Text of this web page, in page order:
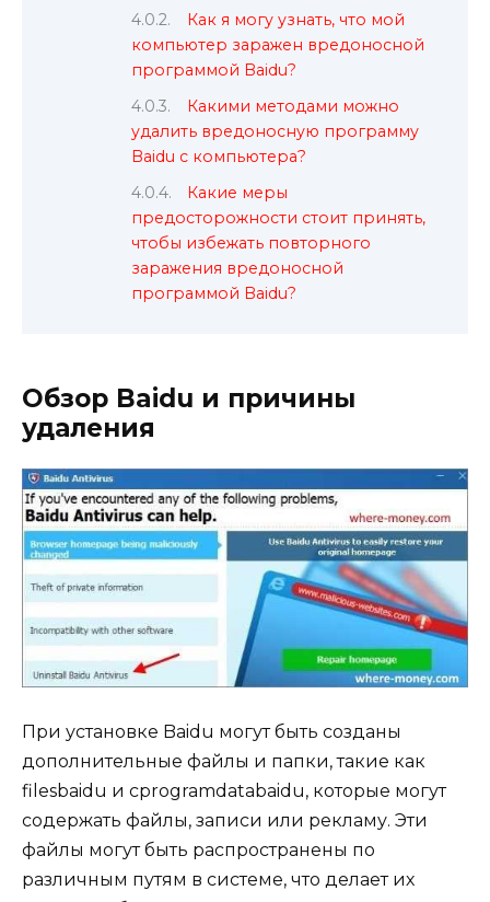
Как я могу узнать, что мой
компьютер заражен вредоносной
программой Baidu?
Какими методами можно
удалить вредоносную программу
Baidu с компьютера?
Какие меры
предосторожности стоит принять,
чтобы избежать повторного
заражения вредоносной
программой Baidu?
Обзор Baidu и причины
удаления
При установке Baidu могут быть созданы
дополнительные файлы и папки, такие как
filesbaidu и cprogramdatabaidu, которые могут
содержать файлы, записи или рекламу. Эти
файлы могут быть распространены по
различным путям в системе, что делает их